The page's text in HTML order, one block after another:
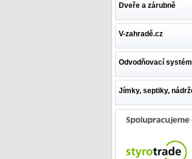
Dveře a zárubně
V-zahradě.cz
Odvodňovací
Jímky, septiky,